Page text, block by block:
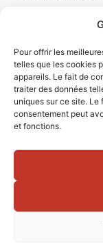
Pour offrir les
telles que les cookies
appareils. Le fait de
traiter des données
uniques sur ce site. Le
consentement peut
et fonctions.
Qui sommes-nous
Nos partenaires
Contacts
Nous